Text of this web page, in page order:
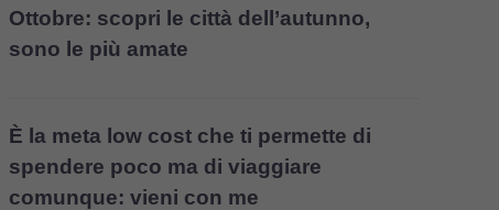
Ottobre: scopri le città dell’autunno,
sono le più amate
È la meta low cost che ti permette di
spendere poco ma di viaggiare
comunque: vieni con me